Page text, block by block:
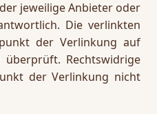
jeweilige Anbieter oder
Die verlinkten
der Verlinkung auf
überprüft. Rechtswidrige
der Verlinkung nicht